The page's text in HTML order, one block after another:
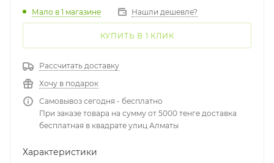
Мало в 1 магазине Нашли дешевле?
КУПИТЬ В 1 КЛИК
Рассчитать доставку
Хочу в подарок
Самовывоз сегодня - бесплатно
При заказе товара на сумму от 5000 тенге доставка
бесплатная в квадрате улиц Алматы
Характеристики